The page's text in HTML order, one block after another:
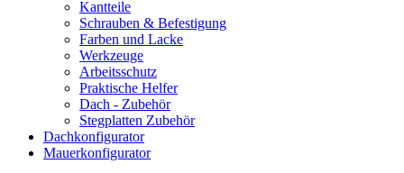
Kantteile
Schrauben & Befestigung
Farben und Lacke
Werkzeuge
Arbeitsschutz
Praktische Helfer
Dach - Zubehör
Stegplatten Zubehör
Dachkonfigurator
Mauerkonfigurator